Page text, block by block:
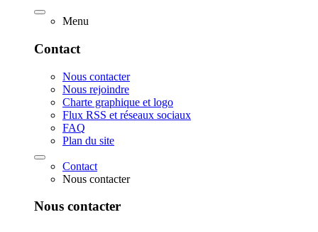
Menu
Contact
Nous contacter
Nous rejoindre
Charte graphique et logo
Flux RSS et réseaux sociaux
FAQ
Plan du site
Contact
Nous contacter
Nous contacter